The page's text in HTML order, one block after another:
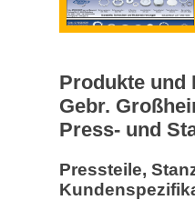
Produkte und
Gebr.
Press- und
Pressteile,